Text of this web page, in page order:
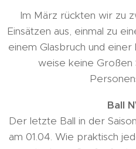
Im März rückten wir zu
Einsätzen aus, einmal zu
einem Glasbruch und
weise keine Großen
Ball
Der letzte Ball in der
am 01.04. Wie praktisch